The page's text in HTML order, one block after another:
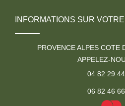
INFORMATIONS SUR
PROVENCE ALPES COTE
APPELEZ-
04 82 29
06 82 46